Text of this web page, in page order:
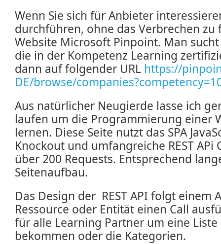
Wenn Sie sich für Anbieter
durchführen, ohne das Verbrechen
Website Microsoft Pinpoint. Man
die in der Kompetenz Learning
dann auf folgender URL https://
DE/browse/
Aus natürlicher Neugierde lasse ich
laufen um die Programmierung einer
lernen. Diese Seite nutzt das SPA
Knockout und umfangreiche REST APi
über 200 Requests. Entsprechend
Seitenaufbau.
Das Design der REST API folgt einem
Ressource oder Entität einen Call
für alle Learning Partner um eine Liste
bekommen oder die Kategorien.